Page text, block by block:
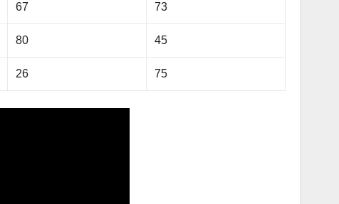
67 73
80 45
26 75